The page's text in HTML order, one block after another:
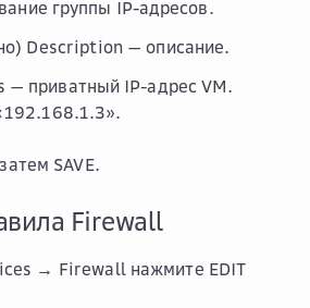
группы IP-адресов.
Description — описание.
— приватный IP-адрес VM.
SAVE.
Firewall
→ Firewallнажмите EDIT